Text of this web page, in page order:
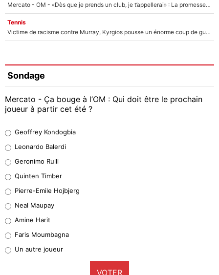
Mercato - OM - «Dès que je prends un club, je t’appellerai» : La promesse de Marcelino au moment de claquer la porte
Tennis
Victime de racisme contre Murray, Kyrgios pousse un énorme coup de gueule !
Sondage
Mercato - Ça bouge à l’OM : Qui doit être le prochain
joueur à partir cet été ?
38%
32%
5%
1%
9%
Geoffrey Kondogbia
Leonardo Balerdi
Geronimo Rulli
Quinten Timber
Pierre-Emile Hojbjerg
Neal Maupay
Amine Harit
Faris Moumbagna
Un autre joueur
VOTER